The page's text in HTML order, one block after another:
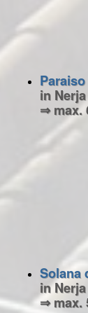
in
⇒ max.
Solana
in
⇒ max.